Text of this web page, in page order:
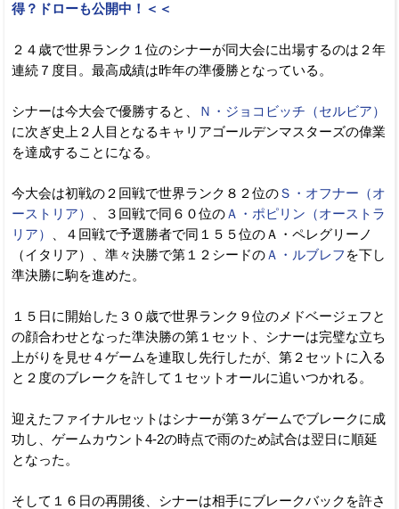
得？ドローも公開中！＜＜
２４歳で世界ランク１位のシナーが同大会に出場するのは２年
連続７度目。最高成績は昨年の準優勝となっている。
シナーは今大会で優勝すると、
Ｎ・ジョコビッチ（セルビア）
に次ぎ史上２人目となるキャリアゴールデンマスターズの偉業
を達成することになる。
今大会は初戦の２回戦で世界ランク８２位のＳ・オフナー（オ
ーストリア）
、３回戦で同６０位のＡ・ポピリン（オーストラ
リア）
、４回戦で予選勝者で同１５５位のＡ・ペレグリーノ
（イタリア）、準々決勝で第１２シードのＡ・ルブレフ を下し
準決勝に駒を進めた。
１５日に開始した３０歳で世界ランク９位のメドベージェフと
の顔合わせとなった準決勝の第１セット、シナーは完璧な立ち
上がりを見せ４ゲームを連取し先行したが、第２セットに入る
と２度のブレークを許して１セットオールに追いつかれる。
迎えたファイナルセットはシナーが第３ゲームでブレークに成
功し、ゲームカウント4-2の時点で雨のため試合は翌日に順延
となった。
そして１６日の再開後、シナーは相手にブレークバックを許さ